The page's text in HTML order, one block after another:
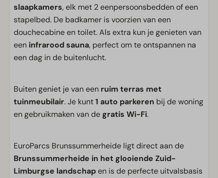
slaapkamers, elk met 2 eenpersoonsbedden of een
stapelbed. De badkamer is voorzien van een
douchecabine en toilet. Als extra kun je genieten van
een infrarood sauna, perfect om te ontspannen na
een dag in de buitenlucht.
Buiten geniet je van een ruim terras met
tuinmeubilair. Je kunt1 auto parkeren bij de woning
en gebruikmaken van de gratis Wi-Fi.
EuroParcs Brunssummerheide ligt direct aan de
Brunssummerheide in het glooiende Zuid-
Limburgse landschapen is de perfecte uitvalsbasis